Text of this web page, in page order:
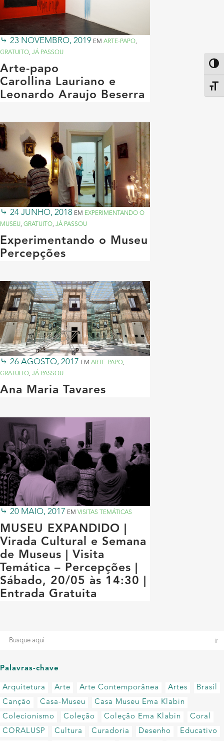
23 NOVEMBRO, 2019 EM ARTE-PAPO,
GRATUITO, JÁ PASSOU
Arte-papo
Carollina Lauriano e
Leonardo Araujo Beserra
24 JUNHO, 2018 EM EXPERIMENTANDO O
MUSEU, GRATUITO, JÁ PASSOU
Experimentando o Museu
Percepções
26 AGOSTO, 2017 EM ARTE-PAPO,
GRATUITO, JÁ PASSOU
Ana Maria Tavares
20 MAIO, 2017 EM VISITAS TEMÁTICAS
MUSEU EXPANDIDO |
Virada Cultural e Semana
de Museus | Visita
Temática – Percepções |
Sábado, 20/05 às 14:30 |
Entrada Gratuita
Palavras-chave
Arquitetura Arte Arte Contemporânea Artes
Brasil
Canção
Casa-Museu
Casa Museu Ema Klabin
Colecionismo
Coleção Coleção Ema Klabin
Coral
CORALUSP
Cultura Curadoria Desenho
Educativo